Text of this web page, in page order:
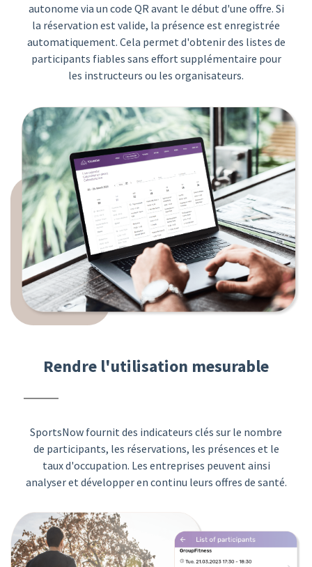
autonome via un code QR avant le début d'une offre. Si
la réservation est valide, la présence est enregistrée
automatiquement. Cela permet d'obtenir des listes de
participants fiables sans effort supplémentaire pour
les instructeurs ou les organisateurs.
Rendre l'utilisation mesurable
SportsNow fournit des indicateurs clés sur le nombre
de participants, les réservations, les présences et le
taux d'occupation. Les entreprises peuvent ainsi
analyser et développer en continu leurs offres de santé.